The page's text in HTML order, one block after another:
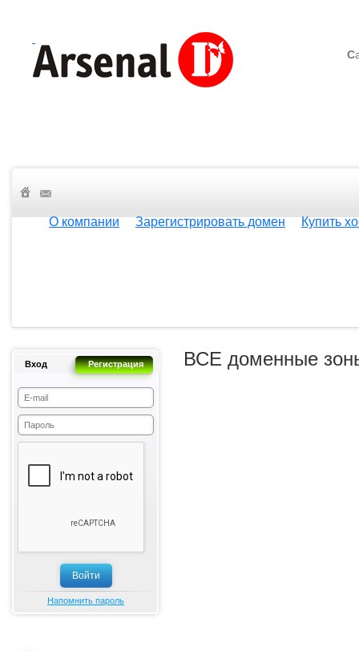
С
О компании Зарегистрировать домен Купить
Вход Регистрация
Напомнить пароль
ВСЕ доменные